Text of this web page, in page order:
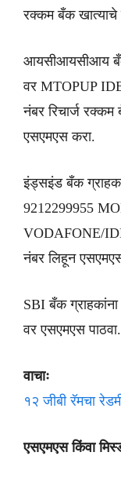
रक्कम बँक
आयसीआयसीआय
वर MTOPUP
नंबर रिचार्ज
एसएमएस करा.
इंड्सइंड बँक
9212299955
VODAFONE/
नंबर लिहून
SBI बँक
वर एसएमएस पाठवा.
वाचाः
१२ जीबी रॅमचा
एसएमएस किंवा